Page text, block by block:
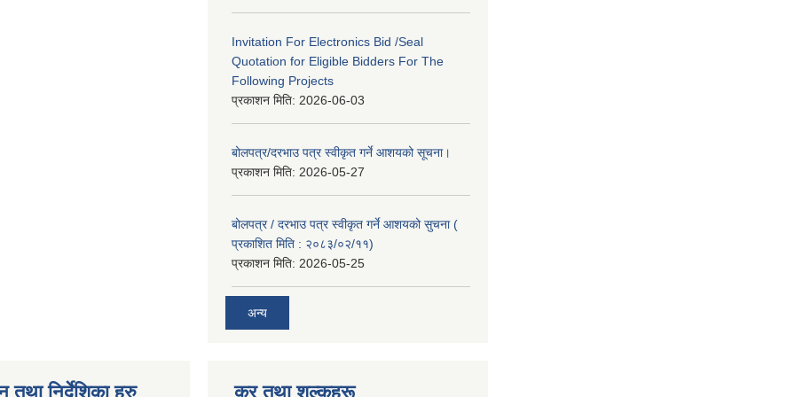
Invitation For Electronics Bid /Seal
Quotation for Eligible Bidders For The
Following Projects
प्रकाशन मिति: 2026-06-03
बोलपत्र/दरभाउ पत्र स्वीकृत गर्ने आशयको सूचना।
प्रकाशन मिति: 2026-05-27
बोलपत्र / दरभाउ पत्र स्वीकृत गर्ने आशयको सुचना (
प्रकाशित मिति : २०८३/०२/११)
प्रकाशन मिति: 2026-05-25
अन्य
तथा निर्देशिका हरु कर तथा शुल्कहरू